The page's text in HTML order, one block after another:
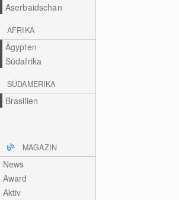
Aserbaidschan
AFRIKA
Ägypten
Südafrika
SÜDAMERIKA
Brasilien
MAGAZIN
News
Award
Aktiv